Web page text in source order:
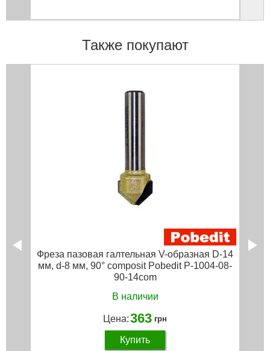
Также покупают
Фреза пазовая галтельная V-образная D-14
мм, d-8 мм, 90° composit Pobedit P-1004-08-
90-14com
В наличии
Цена:363 грн
Купить